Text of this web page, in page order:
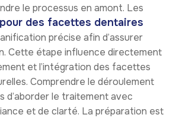
le processus en amont. Les
des facettes dentaires
précise afin d’assurer
Cette étape influence directement
et l’intégration des facettes
Comprendre le déroulement
d’aborder le traitement avec
et de clarté. La préparation est